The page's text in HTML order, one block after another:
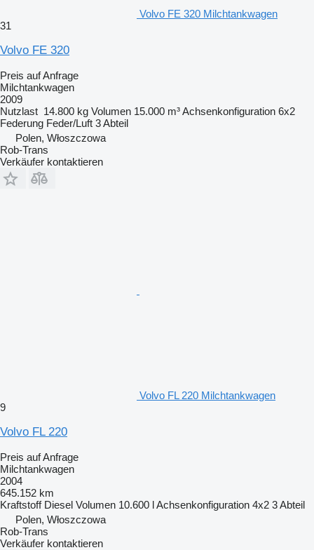
Volvo FE 320 Milchtankwagen
31
Volvo FE 320
Preis auf Anfrage
Milchtankwagen
2009
Nutzlast 14.800 kg Volumen 15.000 m³Achsenkonfiguration 6x2
Federung Feder/Luft 3 Abteil
Polen, Włoszczowa
Rob-Trans
Verkäufer kontaktieren
Volvo FL 220 Milchtankwagen
9
Volvo FL 220
Preis auf Anfrage
Milchtankwagen
2004
645.152 km
Kraftstoff Diesel Volumen 10.600 lAchsenkonfiguration 4x2 3 Abteil
Polen, Włoszczowa
Rob-Trans
Verkäufer kontaktieren